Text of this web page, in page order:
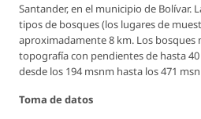
Santander, en el municipio de Bolívar.
tipos de bosques (los lugares de
aproximadamente 8 km. Los
topografía con pendientes de hasta
desde los 194 msnm hasta los 471
Toma de datos